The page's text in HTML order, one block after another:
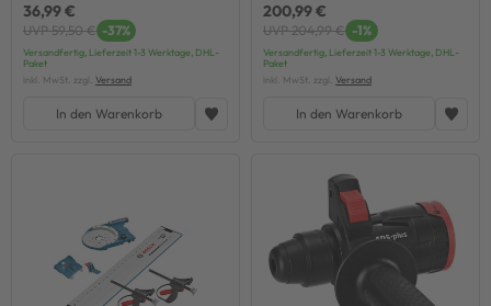
36,99 €
UVP 59,50 € -37%
Versandfertig, Lieferzeit 1-3 Werktage, DHL-
Paket
inkl. MwSt. zzgl. Versand
In den Warenkorb
200,99 €
UVP 204,99 € -1%
Versandfertig, Lieferzeit 1-3 Werktage, DHL-
Paket
inkl. MwSt. zzgl. Versand
In den Warenkorb